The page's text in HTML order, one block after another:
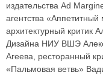
издательства Ad
агентства
архитектурный критик
Дизайна НИУ ВШЭ
Агеева, ресторанный
«Пальмовая ветвь»